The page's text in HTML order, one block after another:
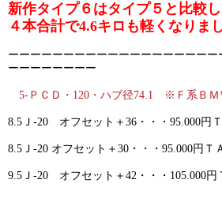
新作タイプ６はタイプ５と比較し
４本合計で4.6キロも軽くなりま
ーーーーーーーーーーーーーーーーーー
ーーーーーーーー
5-ＰＣＤ・120・ハブ径74.1 ※Ｆ系ＢＭ
8.5Ｊ-20 オフセット＋36・・・95.000円
8.5Ｊ-20 オフセット＋30・・・95.000円Ｔ
9.5Ｊ-20 オフセット＋42・・・105.000円